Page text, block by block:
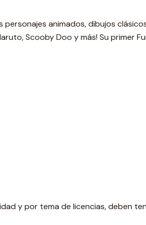
animados, dibujos
Scooby Doo y más! Su primer
y por tema de licencias, deben